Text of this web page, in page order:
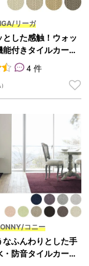
、
リーガ
とした感触！ウォッ
能付きタイルカーペ
角『RIGA/リーガ』
評価に基づく5段
4 件
コニー
なふんわりとした手
防音タイルカーペ